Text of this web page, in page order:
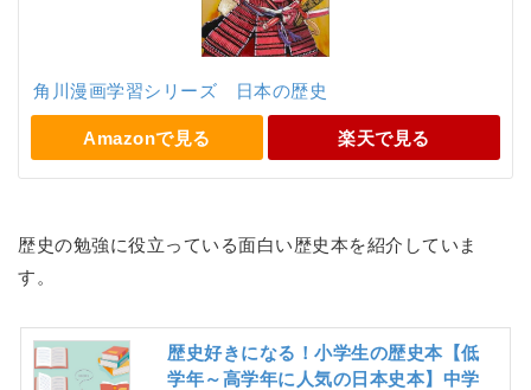
角川漫画学習シリーズ 日本の歴史
Amazonで見る 楽天で見る
歴史の勉強に役立っている面白い歴史本を紹介していま
す。
歴史好きになる！小学生の歴史本【低
学年～高学年に人気の日本史本】中学